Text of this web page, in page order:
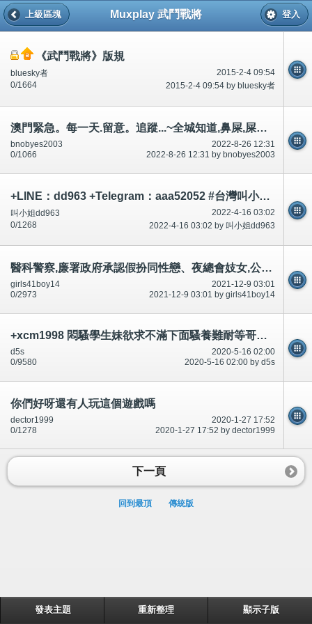
Muxplay 武鬥戰將
上級區塊 登入
《武鬥戰將》版規
2015-2-4 09:54
bluesky者
2015-2-4 09:54 by bluesky者
0/1664
澳門緊急。每一天.留意。追蹤...~全城知道,鼻屎,屎等等。不可/唔可以升職。升職之後~承認狗撚、臭化閪、本地雞
2022-8-26 12:31
bnobyes2003
2022-8-26 12:31 by bnobyes2003
0/1066
+LINE：dd963 +Telegram：aaa52052 #台灣叫小姐 #台中叫小姐 #台北叫小姐 #高雄叫小姐 #新竹叫小姐 #台南叫小姐 #彰化叫小
2022-4-16 03:02
叫小姐dd963
2022-4-16 03:02 by 叫小姐dd963
0/1268
醫科警察,廉署政府承認假扮同性戀、夜總會妓女,公園車,沙灘脫光裸體引誘迷惑,不可以豁免犯法和升職-公開
2021-12-9 03:01
girls41boy14
2021-12-9 03:01 by girls41boy14
0/2973
+xcm1998 悶騷學生妹欲求不滿下面騷養難耐等哥哥插她小穴穴
2020-5-16 02:00
d5s
2020-5-16 02:00 by d5s
0/9580
你們好呀還有人玩這個遊戲嗎
2020-1-27 17:52
dector1999
2020-1-27 17:52 by dector1999
0/1278
下一頁
回到最頂 傳統版
發表主題 重新整理 顯示子版